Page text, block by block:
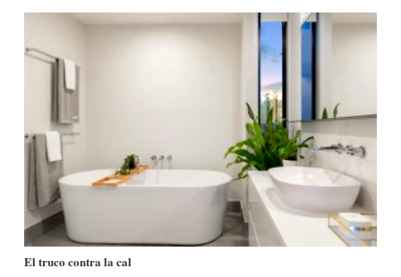
El truco contra la cal